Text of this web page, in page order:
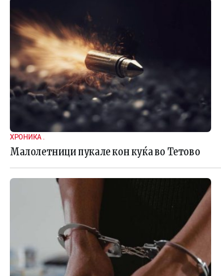
ХРОНИКА .
Малолетници пукале кон куќа во Тетово